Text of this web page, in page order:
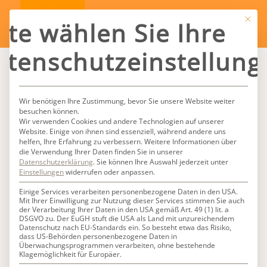
Mit
wählen Sie Ihre
Wir benötigen Ihre Zustimmung, bevor Sie unsere Website weiter
besuchen können.
Wir verwenden Cookies und andere Technologien auf unserer
Website. Einige von ihnen sind essenziell, während andere uns
helfen, Ihre Erfahrung zu verbessern.Weitere Informationen über
die Verwendung Ihrer Daten finden Sie in unserer
Datenschutzerklärung.Sie können Ihre Auswahl jederzeit unter
Einstellungenwiderrufen oder anpassen.
Einige Services verarbeiten personenbezogene Daten in den USA.
Mit Ihrer Einwilligung zur Nutzung dieser Services stimmen Sie auch
der Verarbeitung Ihrer Daten in den USA gemäß Art. 49 (1) lit. a
DSGVO zu. Der EuGH stuft die USA als Land mit unzureichendem
Datenschutz nach EU-Standards ein. So besteht etwa das Risiko,
dass US-Behörden personenbezogene Daten in
Überwachungsprogrammen verarbeiten, ohne bestehende
Klagemöglichkeit für Europäer.